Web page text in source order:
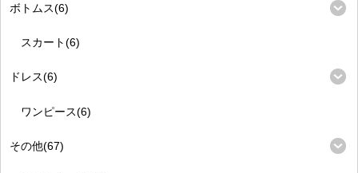
ボトムス(6)
スカート(6)
ドレス(6)
ワンピース(6)
その他(67)